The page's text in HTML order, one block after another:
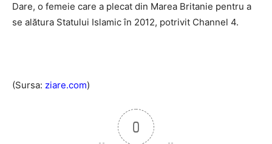
Dare, o femeie care a plecat din Marea Britanie pentru a
se alătura Statului Islamic în 2012, potrivit Channel 4.
(Sursa: ziare.com)
0